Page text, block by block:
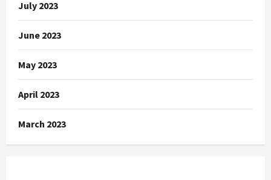
July 2023
June 2023
May 2023
April 2023
March 2023